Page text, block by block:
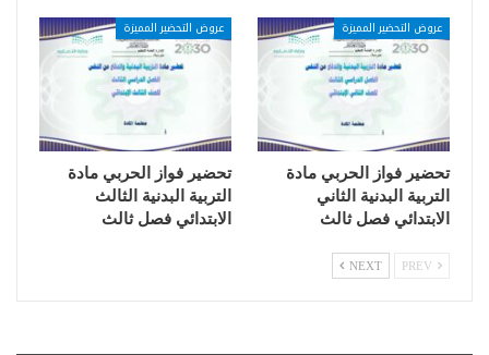
عروض التحضير المميزة
تحضير فواز الحربي مادة
التربية البدنية الثاني
الابتدائي فصل ثالث
عروض التحضير المميزة
تحضير فواز الحربي مادة
التربية البدنية الثالث
الابتدائي فصل ثالث
NEXT